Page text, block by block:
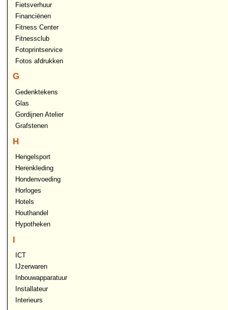
Fietsverhuur
Financiënen
Fitness Center
Fitnessclub
Fotoprintservice
Fotos afdrukken
G
Gedenktekens
Glas
Gordijnen Atelier
Grafstenen
H
Hengelsport
Herenkleding
Hondenvoeding
Horloges
Hotels
Houthandel
Hypotheken
I
ICT
IJzerwaren
Inbouwapparatuur
Installateur
Interieurs